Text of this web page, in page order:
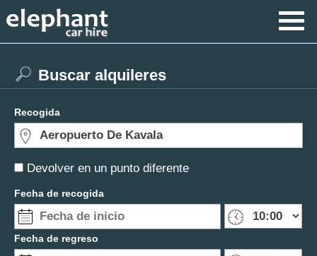
Devolver en un punto diferente
Buscar alquileres
Recogida
Fecha de recogida
Fecha de regreso